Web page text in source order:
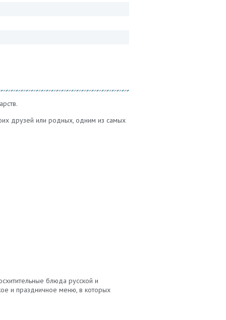
друзей или родных, одним из самых
блюда русской и
и праздничное меню, в которых